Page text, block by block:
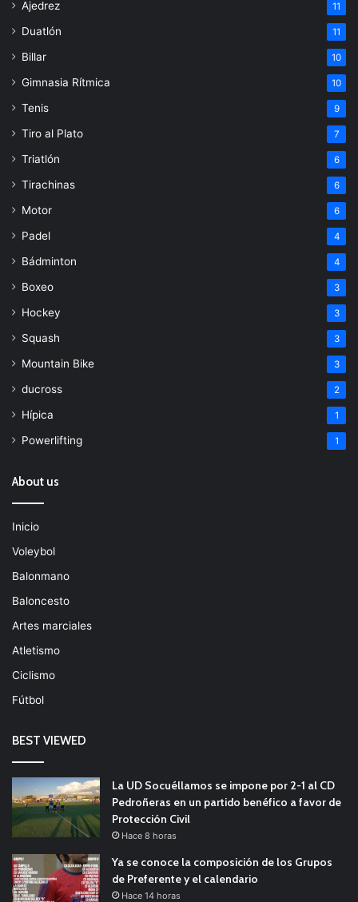
Ajedrez 11
Duatlón 11
Billar 10
Gimnasia Rítmica 10
Tenis 9
Tiro al Plato 7
Triatlón 6
Tirachinas 6
Motor 6
Padel 4
Bádminton 4
Boxeo 3
Hockey 3
Squash 3
Mountain Bike 3
ducross 2
Hípica 1
Powerlifting 1
About us
Inicio
Voleybol
Balonmano
Baloncesto
Artes marciales
Atletismo
Ciclismo
Fútbol
BEST VIEWED
La UD Socuéllamos se impone por 2-1 al CD
Pedroñeras en un partido benéfico a favor de
Protección Civil
Hace 8 horas
Ya se conoce la composición de los Grupos
de Preferente y el calendario
Hace 14 horas